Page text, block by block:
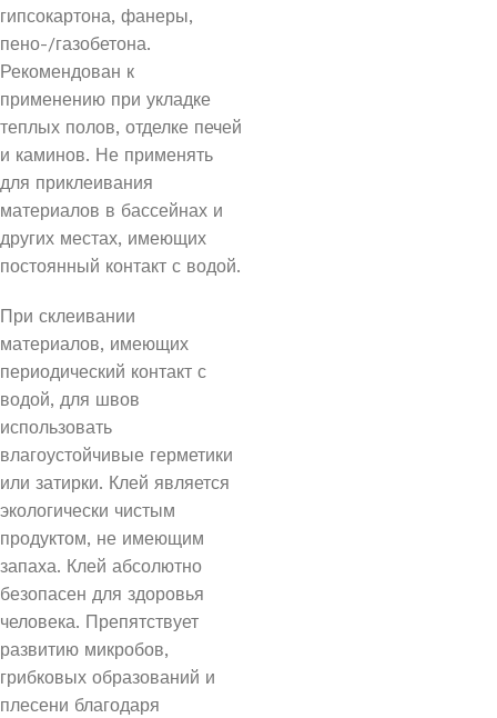
гипсокартона, фанеры,
пено-/газобетона.
Рекомендован к
применению при укладке
теплых полов, отделке печей
и каминов. Не применять
для приклеивания
материалов в бассейнах и
других местах, имеющих
постоянный контакт с водой.
При склеивании
материалов, имеющих
периодический контакт с
водой, для швов
использовать
влагоустойчивые герметики
или затирки. Клей является
экологически чистым
продуктом, не имеющим
запаха. Клей абсолютно
безопасен для здоровья
человека. Препятствует
развитию микробов,
грибковых образований и
плесени благодаря